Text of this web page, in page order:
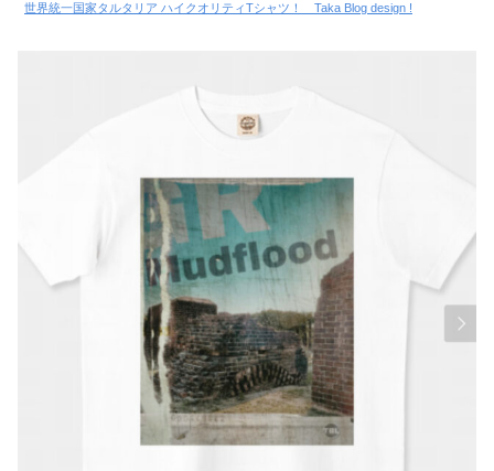
世界統一国家タルタリア ハイクオリティTシャツ！ Taka Blog design !